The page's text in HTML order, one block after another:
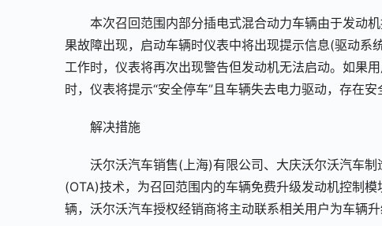
本次召回范围内部分插电式混合动力车辆由于发动
果故障出现，启动车辆时仪表中将出现提示信息(驱动
工作时，仪表将再次出现警告但发动机无法启动。如果
时，仪表将提示“安全停车”且车辆失去电力驱动，存在安
解决措施
沃尔沃汽车销售(上海)有限公司、大庆沃尔沃汽车
(OTA)技术，为召回范围内的车辆免费升级发动机控制
辆，沃尔沃汽车授权经销商将主动联系相关用户为车辆升